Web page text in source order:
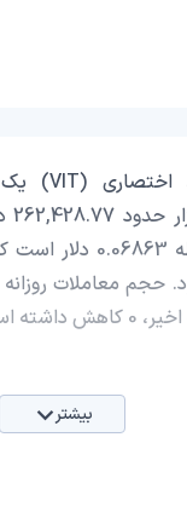
بیشتر